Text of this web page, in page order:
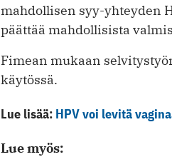
mahdollisen syy-yhteyden
päättää mahdollisista
Fimean mukaan
käytössä.
Lue lisää: HPV voi levitä
Lue myös: